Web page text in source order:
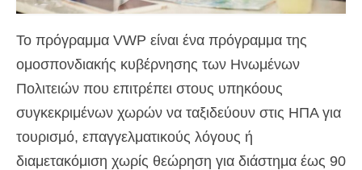
Suomi (Φινλανδικά )
Français(Γαλλικά)
Deutsch (
עברית( Εβραϊκά)
Το πρόγραμμα VWP είναι ένα πρόγραμμα της
ομοσπονδιακής κυβέρνησης των Ηνωμένων
Πολιτειών που επιτρέπει στους υπηκόους
συγκεκριμένων χωρών να ταξιδεύουν στις ΗΠΑ για
τουρισμό, επαγγελματικούς λόγους ή
διαμετακόμιση χωρίς θεώρηση για διάστημα έως 90